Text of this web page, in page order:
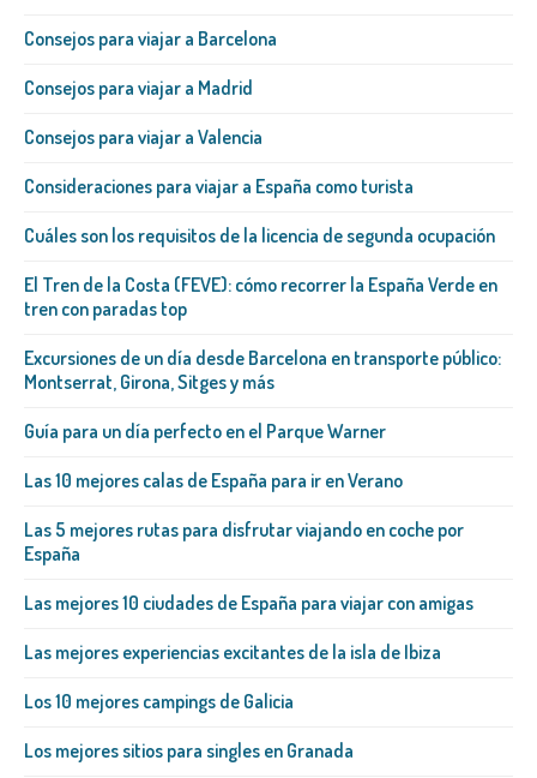
Consejos para viajar a Barcelona
Consejos para viajar a Madrid
Consejos para viajar a Valencia
Consideraciones para viajar a España como turista
Cuáles son los requisitos de la licencia de segunda ocupación
El Tren de la Costa (FEVE): cómo recorrer la España Verde en
tren con paradas top
Excursiones de un día desde Barcelona en transporte público:
Montserrat, Girona, Sitges y más
Guía para un día perfecto en el Parque Warner
Las 10 mejores calas de España para ir en Verano
Las 5 mejores rutas para disfrutar viajando en coche por
España
Las mejores 10 ciudades de España para viajar con amigas
Las mejores experiencias excitantes de la isla de Ibiza
Los 10 mejores campings de Galicia
Los mejores sitios para singles en Granada